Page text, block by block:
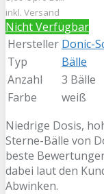
inkl. Versand
Nicht Verfügbar
Hersteller Donic-
Typ
Bälle
Anzahl
3 Bälle
Farbe
weiß
Niedrige Dosis,
Sterne-Bälle von
beste
dabei laut den
Abwinken.